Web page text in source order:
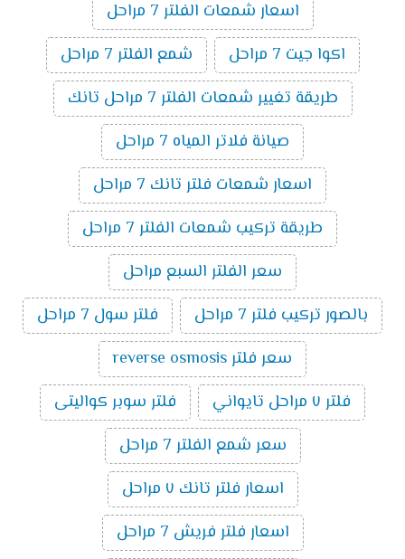
اسعار شمعات الفلتر 7 مراحل
اكوا جيت 7 مراحل
شمع الفلتر 7 مراحل
طريقة تغيير شمعات الفلتر 7 مراحل تانك
صيانة فلاتر المياه 7 مراحل
اسعار شمعات فلتر تانك 7 مراحل
طريقة تركيب شمعات الفلتر 7 مراحل
سعر الفلتر السبع مراحل
بالصور تركيب فلتر 7 مراحل
فلتر سول 7 مراحل
سعر فلتر reverse osmosis
فلتر ٧ مراحل تايواني
فلتر سوبر كواليتى
سعر شمع الفلتر 7 مراحل
اسعار فلتر تانك ٧ مراحل
اسعار فلتر فريش 7 مراحل